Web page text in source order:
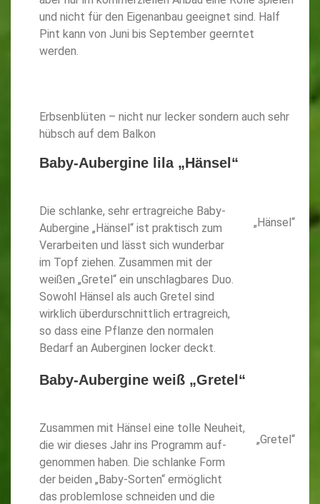
und nicht für den Eigenanbau geeignet sind. Half
Pint kann von Juni bis September geerntet
werden.
Erbsenblüten – nicht nur lecker sondern auch sehr
hübsch auf dem Balkon
Baby-Aubergine lila „Hänsel“
„Hänsel“
Die schlanke, sehr ertragreiche Baby-
Aubergine „Hänsel“ ist praktisch zum
Verarbeiten und lässt sich wunderbar
im Topf ziehen. Zusammen mit der
weißen „Gretel“ ein unschlagbares Duo.
Sowohl Hänsel als auch Gretel sind
wirklich überdurschnittlich ertragreich,
so dass eine Pflanze den normalen
Bedarf an Auberginen locker deckt.
Baby-Aubergine weiß „Gretel“
„Gretel“
Zusammen mit Hänsel eine tolle Neuheit,
die wir dieses Jahr ins Programm auf-
genommen haben. Die schlanke Form
der beiden „Baby-Sorten“ ermöglicht
das problemlose schneiden und die